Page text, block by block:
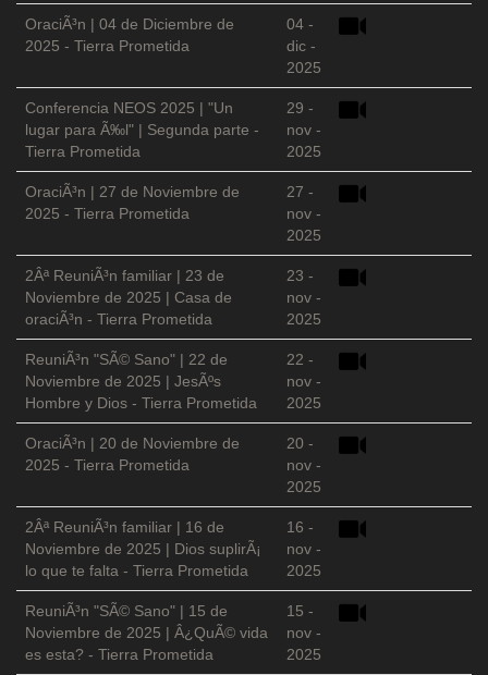
OraciÃ³n | 04 de Diciembre de
2025 - Tierra Prometida
04 -
dic -
2025
Conferencia NEOS 2025 | "Un
lugar para Ã‰l" | Segunda parte -
Tierra Prometida
29 -
nov -
2025
OraciÃ³n | 27 de Noviembre de
2025 - Tierra Prometida
27 -
nov -
2025
2Âª ReuniÃ³n familiar | 23 de
Noviembre de 2025 | Casa de
oraciÃ³n - Tierra Prometida
23 -
nov -
2025
ReuniÃ³n "SÃ© Sano" | 22 de
Noviembre de 2025 | JesÃºs
Hombre y Dios - Tierra Prometida
22 -
nov -
2025
OraciÃ³n | 20 de Noviembre de
2025 - Tierra Prometida
20 -
nov -
2025
2Âª ReuniÃ³n familiar | 16 de
Noviembre de 2025 | Dios suplirÃ¡
lo que te falta - Tierra Prometida
16 -
nov -
2025
ReuniÃ³n "SÃ© Sano" | 15 de
Noviembre de 2025 | Â¿QuÃ© vida
es esta? - Tierra Prometida
15 -
nov -
2025